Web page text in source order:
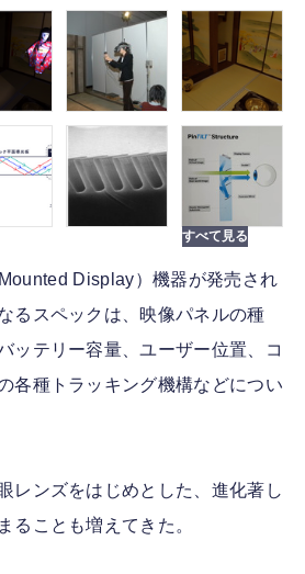
Display）機器が発売され
るスペックは、映像パネルの種
ッテリー容量、ユーザー位置、コ
各種トラッキング機構などについ
レンズをはじめとした、進化著し
ることも増えてきた。